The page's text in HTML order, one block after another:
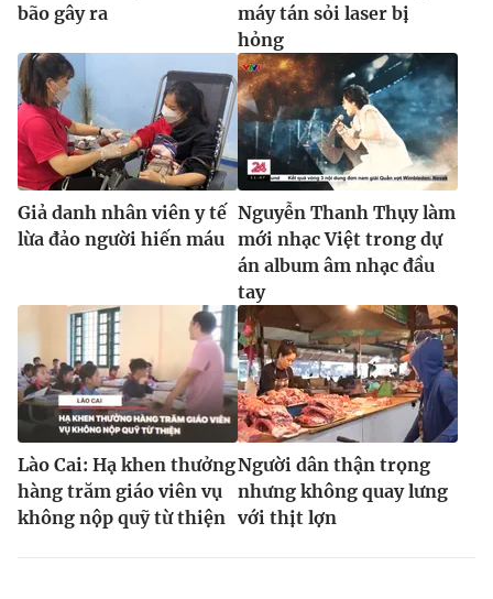
bão gây ra
máy tán sỏi laser bị
hỏng
Giả danh nhân viên y tế
lừa đảo người hiến máu
Nguyễn Thanh Thụy làm
mới nhạc Việt trong dự
án album âm nhạc đầu
tay
Lào Cai: Hạ khen thưởng
hàng trăm giáo viên vụ
không nộp quỹ từ thiện
Người dân thận trọng
nhưng không quay lưng
với thịt lợn